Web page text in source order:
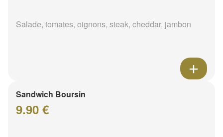
Salade, tomates, oignons, steak, cheddar, jambon
Sandwich Boursin
9.90 €